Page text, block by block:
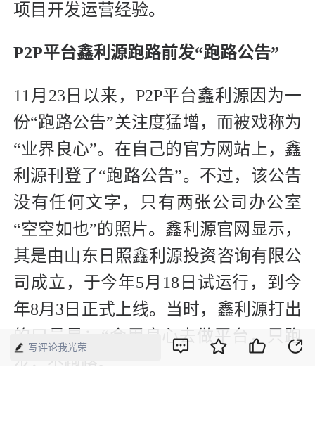
项目开发运营经验。
P2P平台鑫利源跑路前发“跑路公告”
11月23日以来，P2P平台鑫利源因为一
份“跑路公告”关注度猛增，而被戏称为
“业界良心”。在自己的官方网站上，鑫
利源刊登了“跑路公告”。不过，该公告
没有任何文字，只有两张公司办公室
“空空如也”的照片。鑫利源官网显示，
其是由山东日照鑫利源投资咨询有限公
司成立，于今年5月18日试运行，到今
年8月3日正式上线。当时，鑫利源打出
的口号是：“会用良心去做平台，只跑
步，不跑路。”
写评论我光荣